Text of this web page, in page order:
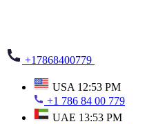
+17868400779
USA 12:53 PM
+1 786 84 00 779
UAE 13:53 PM